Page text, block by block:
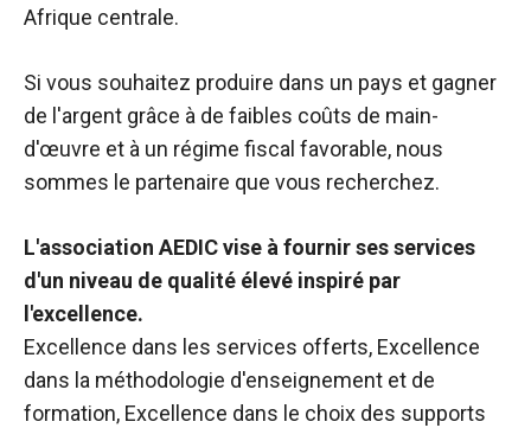
Afrique centrale.
Si vous souhaitez produire dans un pays et gagner
de l'argent grâce à de faibles coûts de main-
d'œuvre et à un régime fiscal favorable, nous
sommes le partenaire que vous recherchez.
L'association AEDIC vise à fournir ses services
d'un niveau de qualité élevé inspiré par
l'excellence.
Excellence dans les services offerts, Excellence
dans la méthodologie d'enseignement et de
formation, Excellence dans le choix des supports